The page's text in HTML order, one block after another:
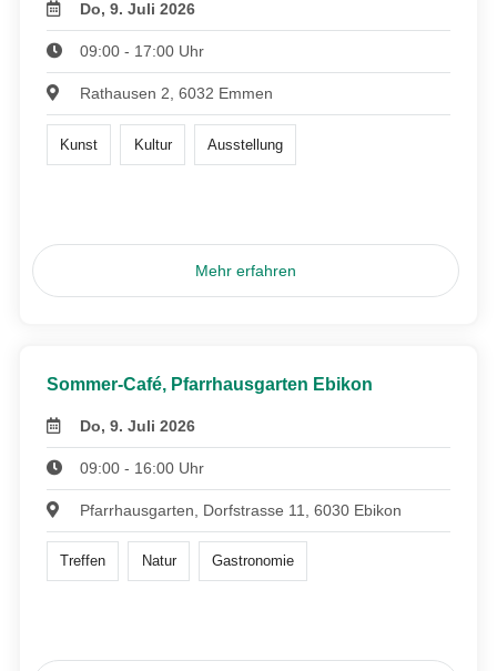
Do, 9. Juli 2026
09:00 - 17:00 Uhr
Rathausen 2, 6032 Emmen
Kunst Kultur Ausstellung
Mehr erfahren
Sommer-Café, Pfarrhausgarten Ebikon
Do, 9. Juli 2026
09:00 - 16:00 Uhr
Pfarrhausgarten, Dorfstrasse 11, 6030 Ebikon
Treffen Natur Gastronomie